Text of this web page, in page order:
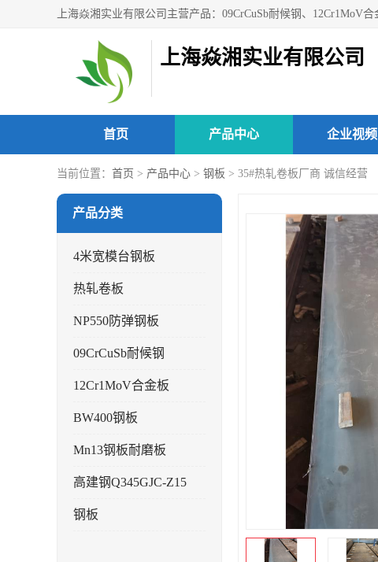
上海焱湘实业有限公司
首页 产品中心 企业视频
当前位置： 首页 > 产品中心 > 钢板 > 35#热轧卷板厂商 诚信经营
产品分类
4米宽模台钢板
热轧卷板
NP550防弹钢板
09CrCuSb耐候钢
12Cr1MoV合金板
BW400钢板
Mn13钢板耐磨板
高建钢Q345GJC-Z15
钢板